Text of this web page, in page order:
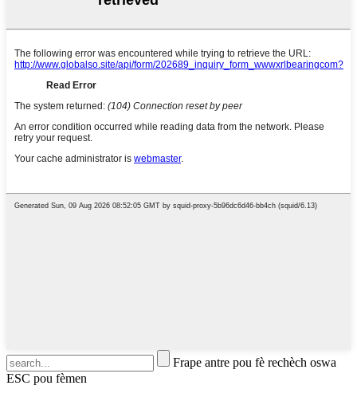
Frape antre pou fè rechèch oswa
ESC pou fèmen